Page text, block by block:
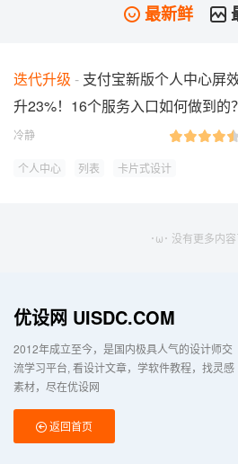
最新鲜
迭代升级
支付宝新版个人中心屏
升23%！16个服务入口如何做到的？
冷静
个人中心 列表 卡片式设计
･ω･ 没有更多内
优设网 UISDC.COM
2012年成立至今，是国内极具人气的设计师交
流学习平台 看设计文章，学软件教程，找灵感
素材，尽在优设网
返回首页